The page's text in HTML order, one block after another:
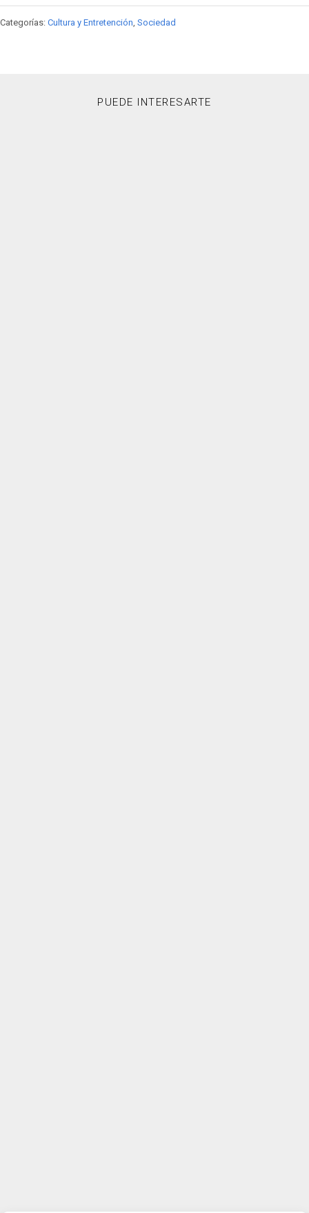
Categorías: Cultura y Entretención Sociedad
PUEDE INTERESARTE